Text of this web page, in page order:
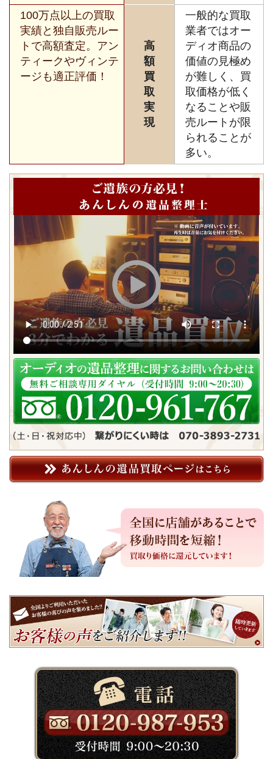
100万点以上の買取
実績と独自販売ルー
トで高額査定。アン
ティークやヴィンテ
ージも適正評価！
高
額
買
取
実
現
一般的な買取
業者ではオー
ディオ商品の
価値の見極め
が難しく、買
取価格が低く
なることや販
売ルートが限
られることが
多い。